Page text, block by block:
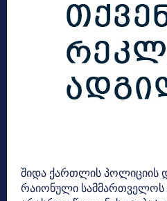
შიდა ქართლის პოლიციის
რაიონული სამმართველოს